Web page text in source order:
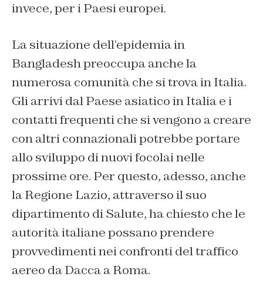
invece, per i Paesi europei.
La situazione dell’epidemia in
Bangladesh preoccupa anche la
numerosa comunità che si trova in Italia.
Gli arrivi dal Paese asiatico in Italia e i
contatti frequenti che si vengono a creare
con altri connazionali potrebbe portare
allo sviluppo di nuovi focolai nelle
prossime ore. Per questo, adesso, anche
la Regione Lazio, attraverso il suo
dipartimento di Salute, ha chiesto che le
autorità italiane possano prendere
provvedimenti nei confronti del traffico
aereo da Dacca a Roma.